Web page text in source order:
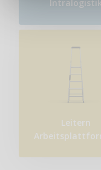
Intralogistik
Leitern